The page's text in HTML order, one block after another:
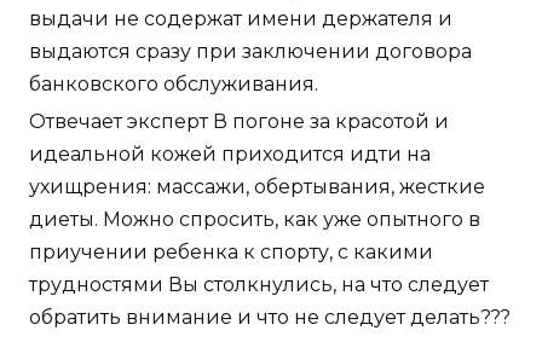
выдачи не содержат имени держателя и
выдаются сразу при заключении договора
банковского обслуживания.
Отвечает эксперт В погоне за красотой и
идеальной кожей приходится идти на
ухищрения: массажи, обертывания, жесткие
диеты. Можно спросить, как уже опытного в
приучении ребенка к спорту, с какими
трудностями Вы столкнулись, на что следует
обратить внимание и что не следует делать???